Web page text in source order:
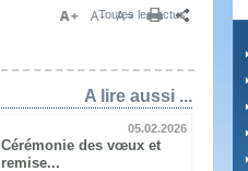
Toutes les actus
A lire aussi ...
05.02.2026
Cérémonie des vœux et
remise...